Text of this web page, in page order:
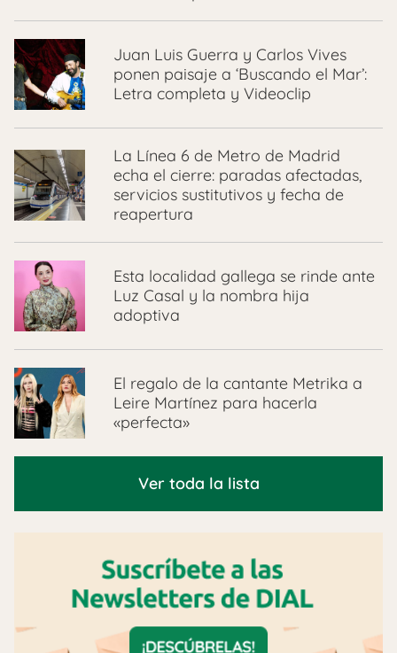
Juan Luis Guerra y Carlos Vives
ponen paisaje a ‘Buscando el Mar’:
Letra completa y Videoclip
La Línea 6 de Metro de Madrid
echa el cierre: paradas afectadas,
servicios sustitutivos y fecha de
reapertura
Esta localidad gallega se rinde ante
Luz Casal y la nombra hija
adoptiva
El regalo de la cantante Metrika a
Leire Martínez para hacerla
«perfecta»
Ver toda la lista